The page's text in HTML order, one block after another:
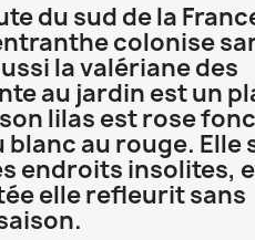
du sud de la
colonise
la valériane des
au jardin est un
lilas est rose
au rouge. Elle
endroits insolites,
elle refleurit sans